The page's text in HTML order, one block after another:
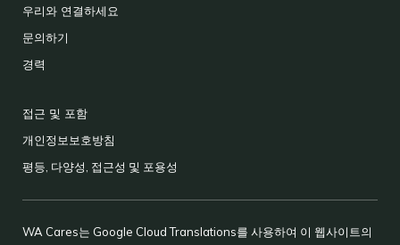
우리와 연결하세요
문의하기
경력
접근 및 포함
개인정보보호방침
평등, 다양성, 접근성 및 포용성
WA Cares는 Google Cloud Translations를 사용하여 이 웹사이트의